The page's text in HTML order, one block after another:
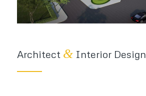
Architect &Interior Design